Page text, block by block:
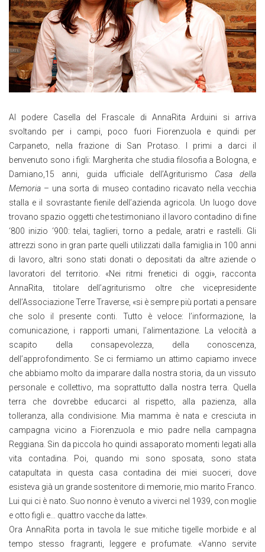
Al podere Casella del Frascale di AnnaRita Arduini si arriva
svoltando per i campi, poco fuori Fiorenzuola e quindi per
Carpaneto, nella frazione di San Protaso. I primi a darci il
benvenuto sono i figli: Margherita che studia filosofia a Bologna, e
Damiano,15 anni, guida ufficiale dell’Agriturismo Casa della
Memoria – una sorta di museo contadino ricavato nella vecchia
stalla e il sovrastante fienile dell’azienda agricola. Un luogo dove
trovano spazio oggetti che testimoniano il lavoro contadino di fine
‘800 inizio ‘900: telai, taglieri, torno a pedale, aratri e rastelli. Gli
attrezzi sono in gran parte quelli utilizzati dalla famiglia in 100 anni
di lavoro, altri sono stati donati o depositati da altre aziende o
lavoratori del territorio. «Nei ritmi frenetici di oggi», racconta
AnnaRita, titolare dell’agriturismo oltre che vicepresidente
dell’Associazione Terre Traverse, «si è sempre più portati a pensare
che solo il presente conti. Tutto è veloce: l’informazione, la
comunicazione, i rapporti umani, l’alimentazione. La velocità a
scapito della consapevolezza, della conoscenza,
dell’approfondimento. Se ci fermiamo un attimo capiamo invece
che abbiamo molto da imparare dalla nostra storia, da un vissuto
personale e collettivo, ma soprattutto dalla nostra terra. Quella
terra che dovrebbe educarci al rispetto, alla pazienza, alla
tolleranza, alla condivisione. Mia mamma è nata e cresciuta in
campagna vicino a Fiorenzuola e mio padre nella campagna
Reggiana. Sin da piccola ho quindi assaporato momenti legati alla
vita contadina. Poi, quando mi sono sposata, sono stata
catapultata in questa casa contadina dei miei suoceri, dove
esisteva già un grande sostenitore di memorie, mio marito Franco.
Lui qui ci è nato. Suo nonno è venuto a viverci nel 1939, con moglie
e otto figli e… quattro vacche da latte».
Ora AnnaRita porta in tavola le sue mitiche tigelle morbide e al
tempo stesso fragranti, leggere e profumate. «Vanno servite